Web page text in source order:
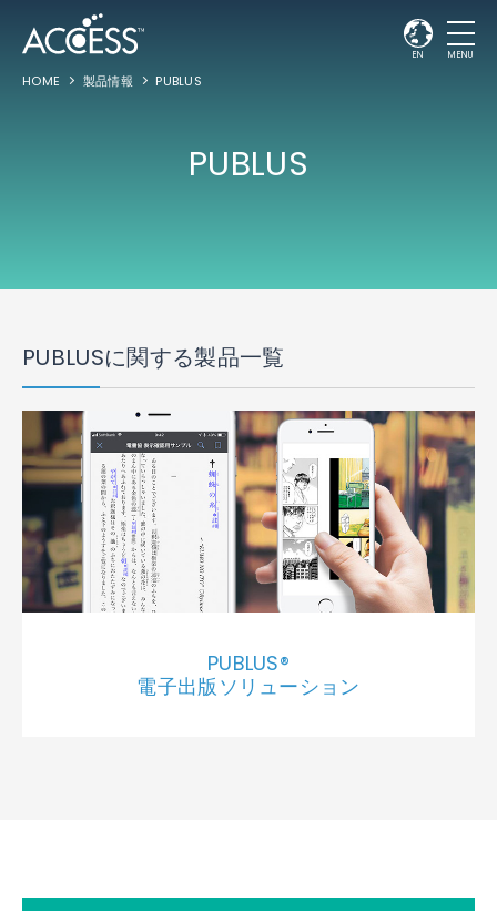
EN MENU
HOME 製品情報 PUBLUS
PUBLUS
PUBLUSに関する製品一覧
PUBLUS®
電子出版ソリューション